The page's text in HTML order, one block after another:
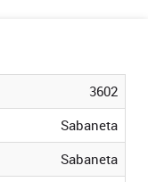
3602
Sabaneta
Sabaneta